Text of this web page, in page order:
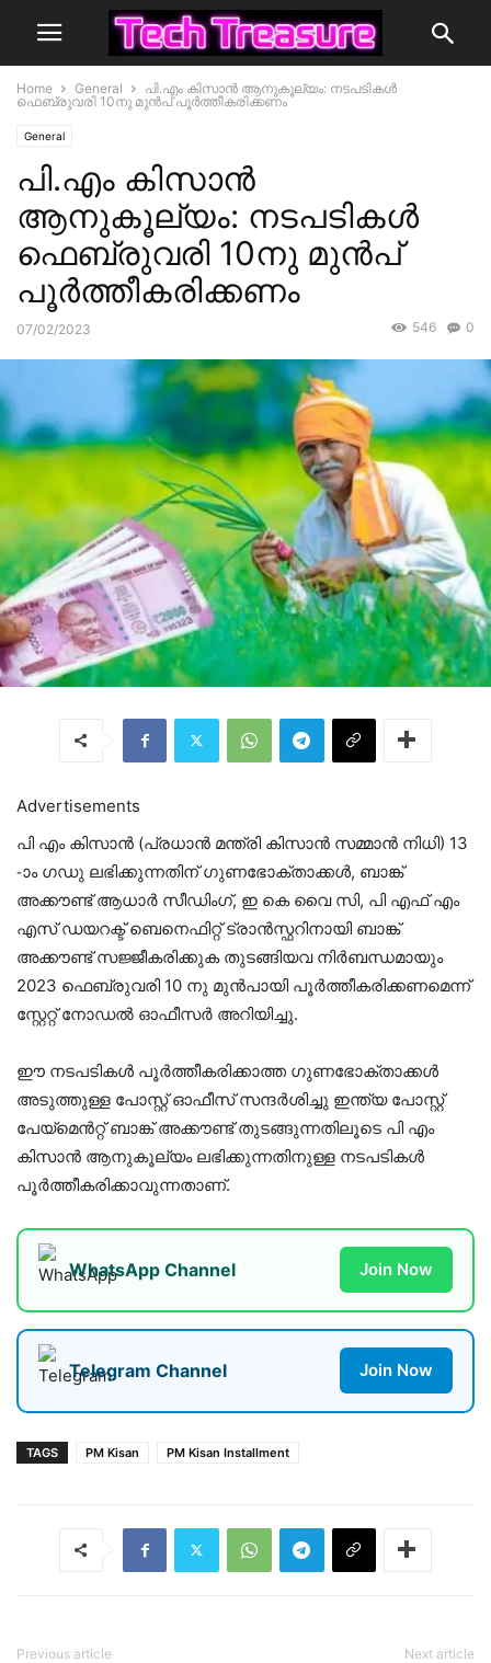
Home General
പി.എം കിസാൻ ആനുകൂല്യം: നടപടികൾ
ഫെബ്രുവരി 10നു മുൻപ് പൂർത്തീകരിക്കണം
General
പി.എം കിസാൻ
ആനുകൂല്യം: നടപടികൾ
ഫെബ്രുവരി 10നു മുൻപ്
പൂർത്തീകരിക്കണം
07/02/2023 0
546
Advertisements
പി എം കിസാൻ (പ്രധാൻ മന്ത്രി കിസാൻ സമ്മാൻ നിധി) 13
-ാം ഗഡു ലഭിക്കുന്നതിന് ഗുണഭോക്താക്കൾ, ബാങ്ക്
അക്കൗണ്ട് ആധാർ സീഡിംഗ്, ഇ കെ വൈ സി, പി എഫ് എം
എസ് ഡയറക്ട് ബെനെഫിറ്റ് ട്രാൻസ്ഫറിനായി ബാങ്ക്
അക്കൗണ്ട് സജ്ജീകരിക്കുക തുടങ്ങിയവ നിർബന്ധമായും
2023 ഫെബ്രുവരി 10 നു മുൻപായി പൂർത്തീകരിക്കണമെന്ന്
സ്റ്റേറ്റ് നോഡൽ ഓഫീസർ അറിയിച്ചു.
ഈ നടപടികൾ പൂർത്തീകരിക്കാത്ത ഗുണഭോക്താക്കൾ
അടുത്തുള്ള പോസ്റ്റ് ഓഫീസ് സന്ദർശിച്ചു ഇന്ത്യ പോസ്റ്റ്
പേയ്‌മെൻറ്റ് ബാങ്ക് അക്കൗണ്ട് തുടങ്ങുന്നതിലൂടെ പി എം
കിസാൻ ആനുകൂല്യം ലഭിക്കുന്നതിനുള്ള നടപടികൾ
പൂർത്തീകരിക്കാവുന്നതാണ്.
WhatsApp Channel Join Now
Telegram Channel Join Now
TAGS PM Kisan PM Kisan Installment
Previous article Next article